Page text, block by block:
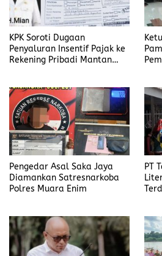
KPK Soroti Dugaan
Penyaluran Insentif Pajak ke
Rekening Pribadi Mantan
Pengedar Asal Saka Jaya
Diamankan Satresnarkoba
Polres Muara Enim
PT